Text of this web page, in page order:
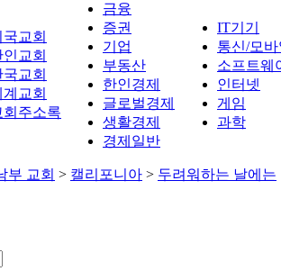
국교회
인교회
국교회
계교회
회주소록
금융
증권
기업
부동산
한인경제
글로벌경제
생활경제
경제일반
IT기기
통신/모
소프트웨
인터넷
게임
과학
부 교회 > 캘리포니아 > 두려워하는 날에는